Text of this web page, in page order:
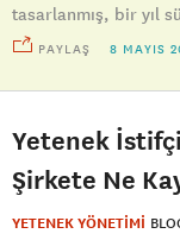
tasarlanmış, bir yıl
PAYLAŞ 8 MAYIS
Yetenek
Şirkete Ne
YETENEK YÖNETİMİ